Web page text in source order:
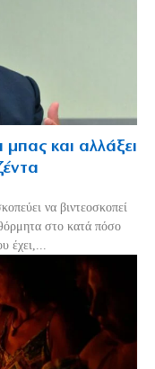
μπας και αλλάξει
να βιντεοσκοπεί
στο κατά πόσο
έχει,...